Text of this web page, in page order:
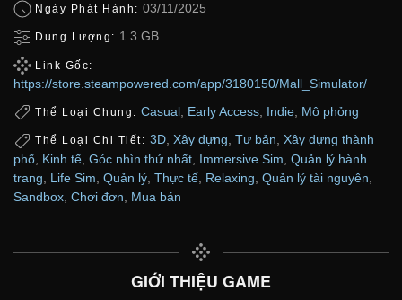
Ngày Phát Hành: 03/11/2025
Dung Lượng: 1.3 GB
Link Gốc:
https://store.steampowered.com/app/3180150/Mall_Simulator/
Thể Loại Chung: Casual Early Access Indie Mô phỏng
Thể Loại Chi Tiết: 3D, Xây dựng, Tư bản, Xây dựng thành
phố Kinh tế Góc nhìn thứ nhất Immersive Sim Quản lý hành
trang
Life Sim Quản lý Thực tế Relaxing Quản lý tài nguyên
Sandbox Chơi đơn Mua bán
GIỚI THIỆU GAME